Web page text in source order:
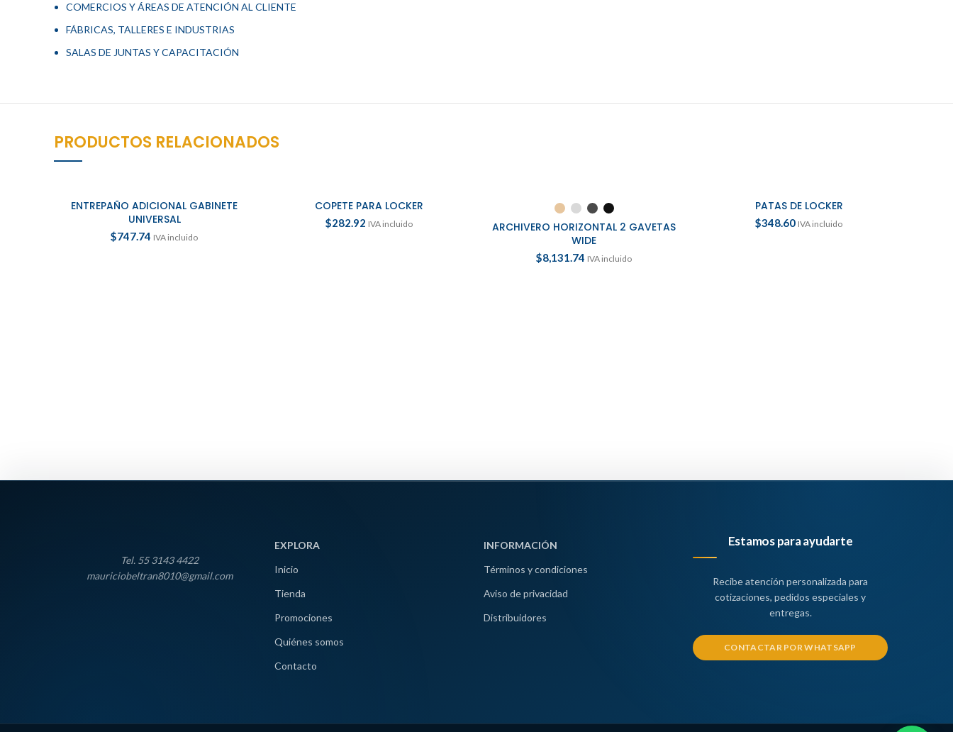
COMERCIOS Y ÁREAS DE ATENCIÓN AL CLIENTE
FÁBRICAS, TALLERES E INDUSTRIAS
SALAS DE JUNTAS Y CAPACITACIÓN
PRODUCTOS RELACIONADOS
AÑADIR AL CARRITO
ENTREPAÑO ADICIONAL GABINETE
UNIVERSAL
$747.74 IVA incluido
AÑADIR AL CARRITO
COPETE PARA LOCKER
$282.92 IVA incluido
SELECCIONAR OPCIONES
ARCHIVERO HORIZONTAL 2 GAVETAS
WIDE
$8,131.74 IVA incluido
AÑADIR AL CARRITO
PATAS DE LOCKER
$348.60 IVA incluido
Tel. 55 3143 4422
mauriciobeltran8010@gmail.com
EXPLORA
Inicio
Tienda
Promociones
Quiénes somos
Contacto
INFORMACIÓN
Términos y condiciones
Aviso de privacidad
Distribuidores
Estamos para ayudarte
Recibe atención personalizada para
cotizaciones, pedidos especiales y
entregas.
CONTACTAR POR WHATSAPP